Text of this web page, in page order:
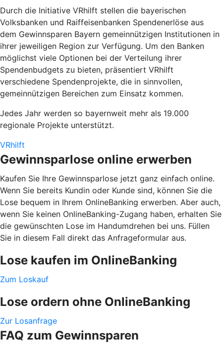
Durch die Initiative VRhilft stellen die bayerischen
Volksbanken und Raiffeisenbanken Spendenerlöse aus
dem Gewinnsparen Bayern gemeinnützigen Institutionen in
ihrer jeweiligen Region zur Verfügung. Um den Banken
möglichst viele Optionen bei der Verteilung ihrer
Spendenbudgets zu bieten, präsentiert VRhilft
verschiedene Spendenprojekte, die in sinnvollen,
gemeinnützigen Bereichen zum Einsatz kommen.
Jedes Jahr werden so bayernweit mehr als 19.000
regionale Projekte unterstützt.
VRhilft
Gewinnsparlose online erwerben
Kaufen Sie Ihre Gewinnsparlose jetzt ganz einfach online.
Wenn Sie bereits Kundin oder Kunde sind, können Sie die
Lose bequem in Ihrem OnlineBanking erwerben. Aber auch,
wenn Sie keinen OnlineBanking-Zugang haben, erhalten Sie
die gewünschten Lose im Handumdrehen bei uns. Füllen
Sie in diesem Fall direkt das Anfrageformular aus.
Lose kaufen im OnlineBanking
Zum Loskauf
Lose ordern ohne OnlineBanking
Zur Losanfrage
FAQ zum Gewinnsparen